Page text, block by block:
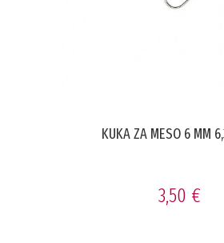
KUKA ZA MESO 6 MM
3,50 €